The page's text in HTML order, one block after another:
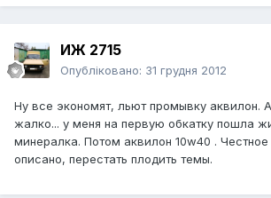
ИЖ 2715
Опубліковано: 31 грудня 2012
Ну все экономят, льют промывку аквилон.
жалко... у меня на первую обкатку пошла
минералка. Потом аквилон 10w40 .
описано, перестать плодить темы.